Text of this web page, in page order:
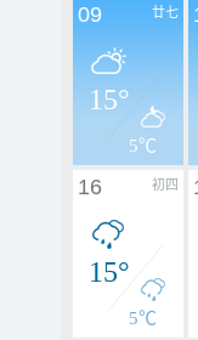
廿七
09
15°
5℃
初四
16
15°
5℃